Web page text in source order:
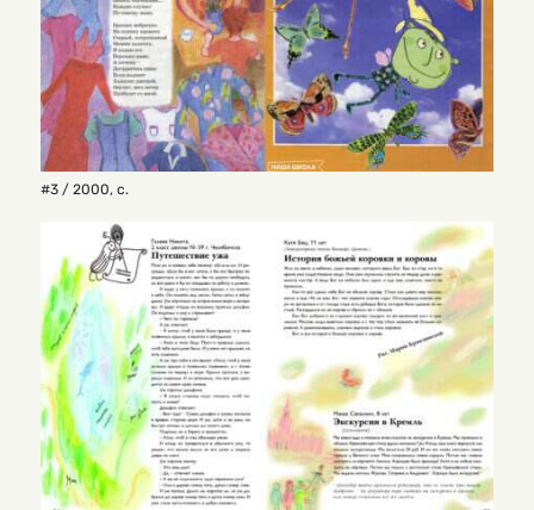
#3 / 2000, с.